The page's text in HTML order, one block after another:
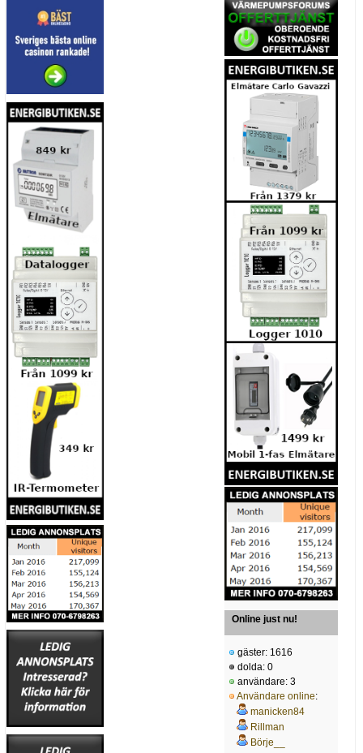
Online just nu!
gäster: 1616
dolda: 0
användare: 3
Användare online:
manicken84
Rillman
Börje__